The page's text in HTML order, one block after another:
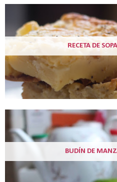
RECETA DE
BUDÍN DE